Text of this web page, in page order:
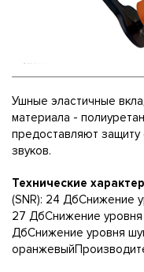
Ушные эластичные
материала -
предоставляют защиту
звуков.
Технические
(SNR): 24 ДбСнижение
27 ДбСнижение уровня
ДбСнижение уровня